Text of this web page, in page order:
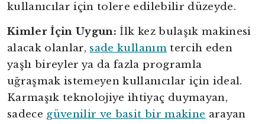
kullanıcılar için tolere edilebilir düzeyde.
Kimler İçin Uygun:İlk kez bulaşık makinesi
alacak olanlar, sade kullanımtercih eden
yaşlı bireyler ya da fazla programla
uğraşmak istemeyen kullanıcılar için ideal.
Karmaşık teknolojiye ihtiyaç duymayan,
sadece güvenilir ve basit bir makine arayan